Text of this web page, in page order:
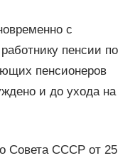
с
пенсии по
пенсионеров
и до ухода на
Совета СССР от 25